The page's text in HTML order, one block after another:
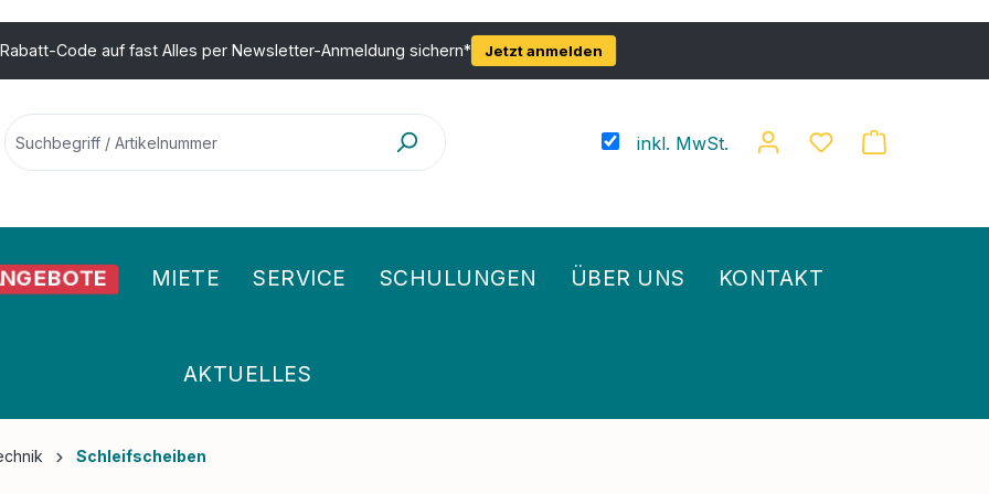
Code auf fast Alles per Newsletter-Anmeldung sichern* Jetzt anmelden
inkl. MwSt.
MIETE SERVICE SCHULUNGEN ÜBER UNS KONTAKT
AKTUELLES
Schleifscheiben